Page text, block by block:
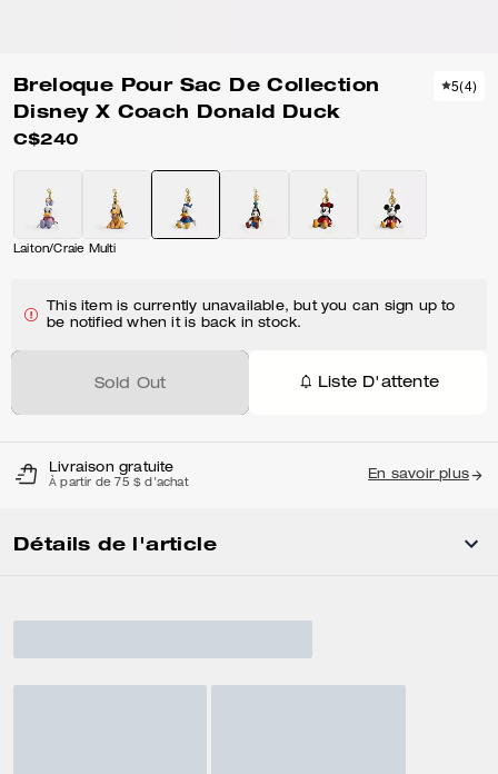
Breloque Pour Sac De Collection
Disney X Coach Donald Duck
C$240
5(4)
Laiton/Craie Multi
This item is currently unavailable, but you can sign up to
be notified when it is back in stock.
Sold Out Liste D'attente
Livraison gratuite
À partir de 75 $ d'achat
En savoir plus
Détails de l'article